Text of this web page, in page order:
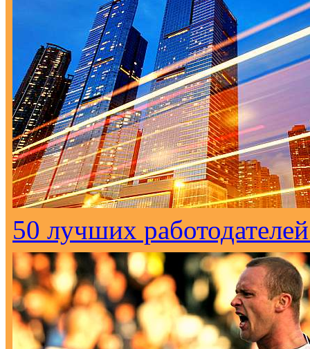
50 лучших